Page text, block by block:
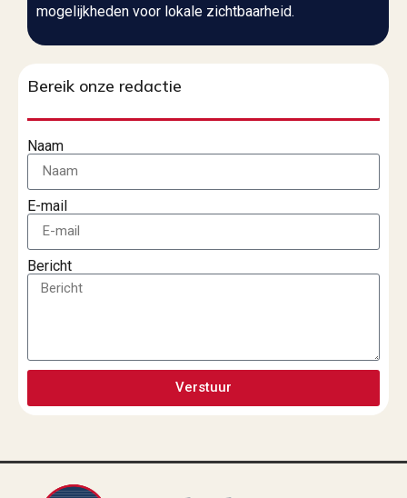
mogelijkheden voor lokale zichtbaarheid.
Bereik onze redactie
Naam
E-mail
Bericht
Verstuur